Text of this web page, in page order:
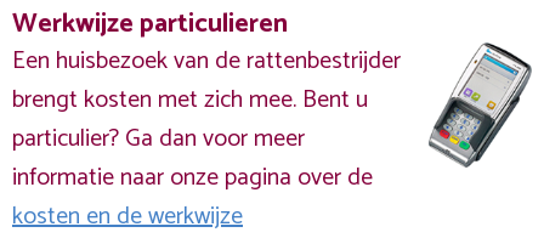
Werkwijze particulieren
Een huisbezoek van de rattenbestrijder
brengt kosten met zich mee. Bent u
particulier? Ga dan voor meer
informatie naar onze pagina over de
kosten en de werkwijze